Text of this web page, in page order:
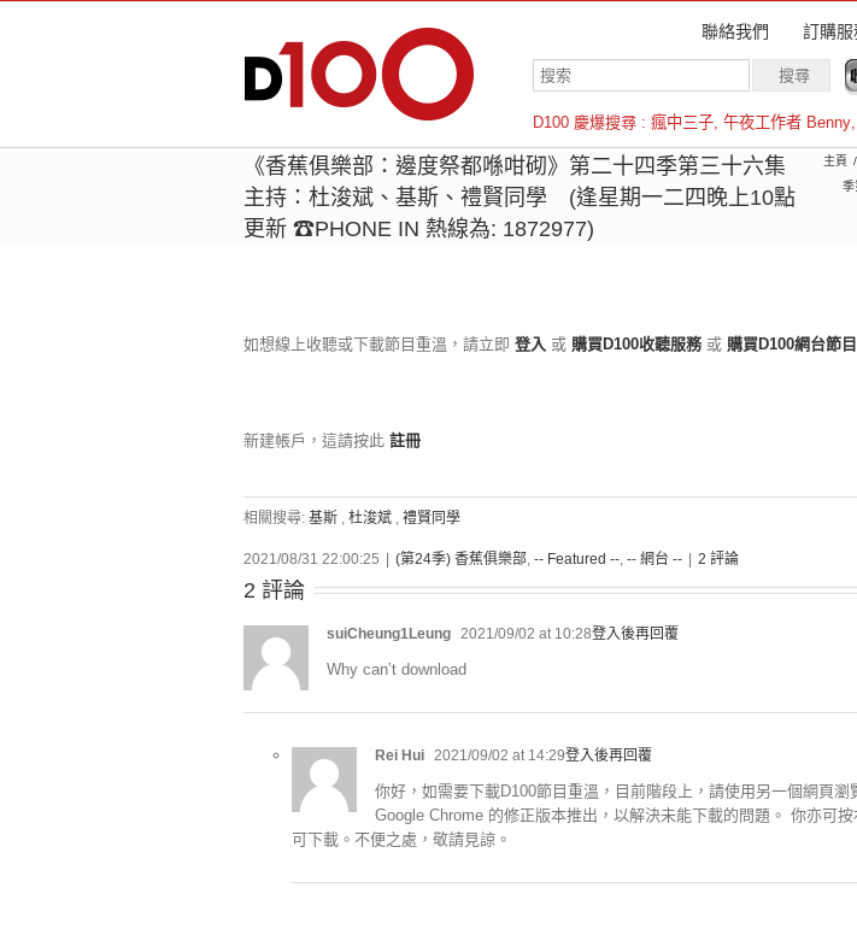
聯絡我們 訂購服
D100 慶爆搜尋 : 瘋中三子, 午夜工作者 Benny,
羅倫斯
《香蕉俱樂部：邊度祭都喺咁砌》第二十四季第三十六集
主持：杜浚斌、基斯、禮賢同學 (逢星期一二四晚上10點
更新 ☎PHONE IN 熱線為: 1872977)
主頁
季
如想線上收聽或下載節目重溫，請立即 登入 或 購買D100收聽服務 或 購買D100網台節目
新建帳戶，這請按此 註冊
相關搜尋: 基斯 , 杜浚斌 , 禮賢同學
2021/08/31 22:00:25 (第24季) 香蕉俱樂部, -- Featured --, -- 網台 -- 2 評論
2 評論
suiCheung1Leung 2021/09/02 at 10:28登入後再回覆
Why can’t download
Rei Hui 2021/09/02 at 14:29登入後再回覆
你好，如需要下載D100節目重溫，目前階段上，請使用另一個網頁
Google Chrome 的修正版本推出，以解決未能下載的問題。 你亦可按
可下載。不便之處，敬請見諒。